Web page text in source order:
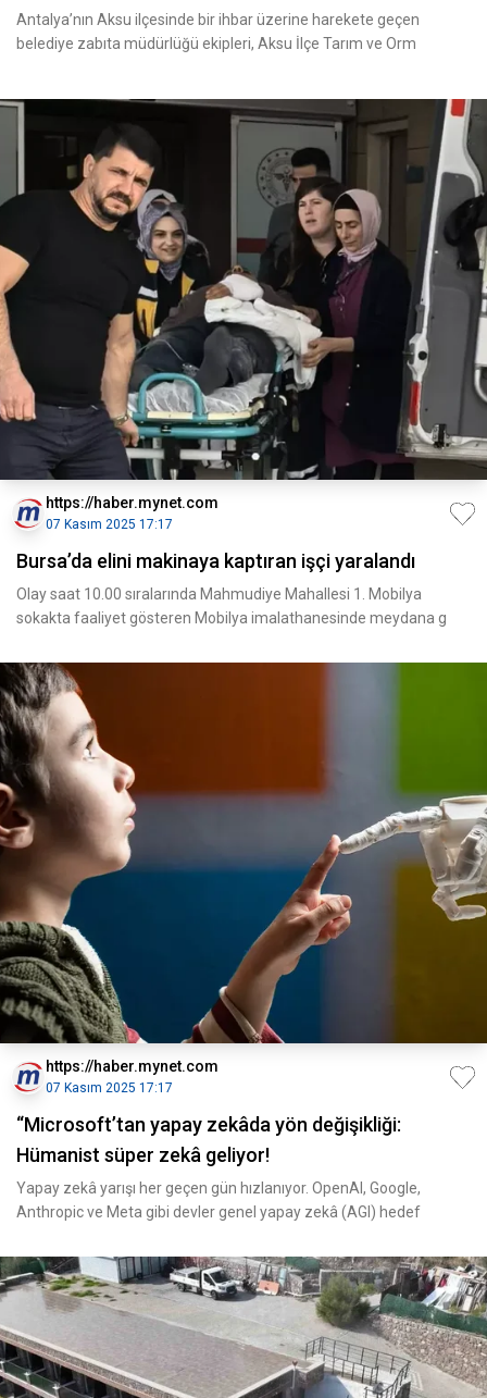
Antalya’nın Aksu ilçesinde bir ihbar üzerine harekete geçen
belediye zabıta müdürlüğü ekipleri, Aksu İlçe Tarım ve Orm
https://haber.mynet.com
07 Kasım 2025 17:17
Bursa’da elini makinaya kaptıran işçi yaralandı
Olay saat 10.00 sıralarında Mahmudiye Mahallesi 1. Mobilya
sokakta faaliyet gösteren Mobilya imalathanesinde meydana g
https://haber.mynet.com
07 Kasım 2025 17:17
“Microsoft’tan yapay zekâda yön değişikliği:
Hümanist süper zekâ geliyor!
Yapay zekâ yarışı her geçen gün hızlanıyor. OpenAI, Google,
Anthropic ve Meta gibi devler genel yapay zekâ (AGI) hedef